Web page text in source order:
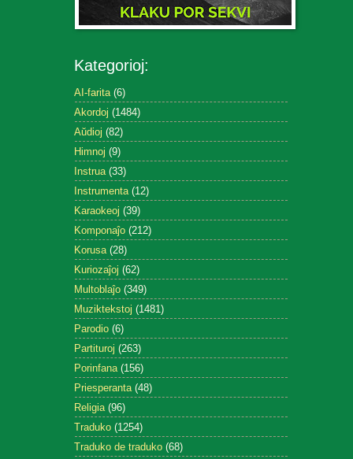
Kategorioj:
AI-farita (6)
Akordoj (1484)
Aŭdioj (82)
Himnoj (9)
Instrua (33)
Instrumenta (12)
Karaokeoj (39)
Komponaĵo (212)
Korusa (28)
Kuriozaĵoj (62)
Multoblaĵo (349)
Muziktekstoj (1481)
Parodio (6)
Partituroj (263)
Porinfana (156)
Priesperanta (48)
Religia (96)
Traduko (1254)
Traduko de traduko (68)